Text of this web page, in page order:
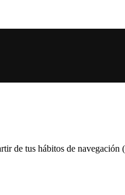
de tus hábitos de